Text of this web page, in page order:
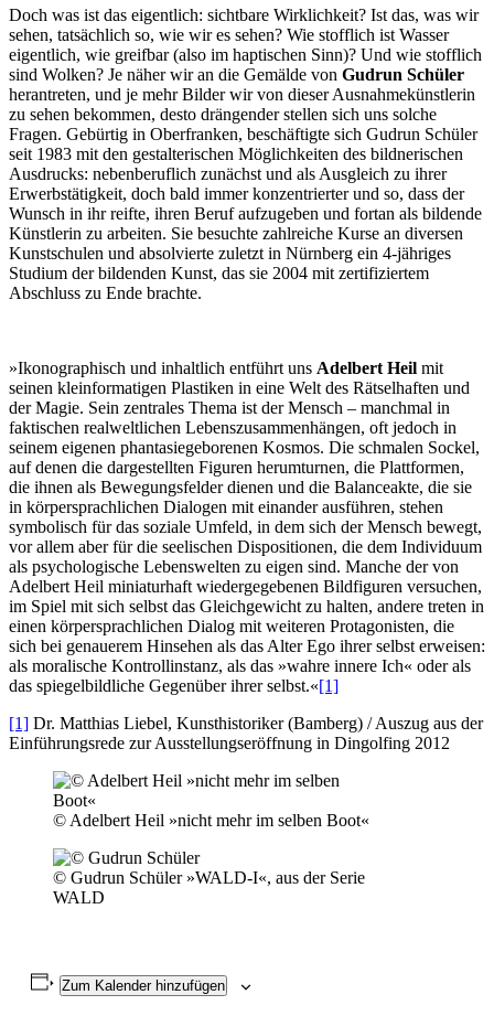
Doch was ist das eigentlich: sichtbare Wirklichkeit? Ist das, was wir
sehen, tatsächlich so, wie wir es sehen? Wie stofflich ist Wasser
eigentlich, wie greifbar (also im haptischen Sinn)? Und wie stofflich
sind Wolken? Je näher wir an die Gemälde von Gudrun Schüler
herantreten, und je mehr Bilder wir von dieser Ausnahmekünstlerin
zu sehen bekommen, desto drängender stellen sich uns solche
Fragen. Gebürtig in Oberfranken, beschäftigte sich Gudrun Schüler
seit 1983 mit den gestalterischen Möglichkeiten des bildnerischen
Ausdrucks: nebenberuflich zunächst und als Ausgleich zu ihrer
Erwerbstätigkeit, doch bald immer konzentrierter und so, dass der
Wunsch in ihr reifte, ihren Beruf aufzugeben und fortan als bildende
Künstlerin zu arbeiten. Sie besuchte zahlreiche Kurse an diversen
Kunstschulen und absolvierte zuletzt in Nürnberg ein 4-jähriges
Studium der bildenden Kunst, das sie 2004 mit zertifiziertem
Abschluss zu Ende brachte.
»Ikonographisch und inhaltlich entführt uns Adelbert Heil mit
seinen kleinformatigen Plastiken in eine Welt des Rätselhaften und
der Magie. Sein zentrales Thema ist der Mensch – manchmal in
faktischen realweltlichen Lebenszusammenhängen, oft jedoch in
seinem eigenen phantasiegeborenen Kosmos. Die schmalen Sockel,
auf denen die dargestellten Figuren herumturnen, die Plattformen,
die ihnen als Bewegungsfelder dienen und die Balanceakte, die sie
in körpersprachlichen Dialogen mit einander ausführen, stehen
symbolisch für das soziale Umfeld, in dem sich der Mensch bewegt,
vor allem aber für die seelischen Dispositionen, die dem Individuum
als psychologische Lebenswelten zu eigen sind. Manche der von
Adelbert Heil miniaturhaft wiedergegebenen Bildfiguren versuchen,
im Spiel mit sich selbst das Gleichgewicht zu halten, andere treten in
einen körpersprachlichen Dialog mit weiteren Protagonisten, die
sich bei genauerem Hinsehen als das Alter Ego ihrer selbst erweisen:
als moralische Kontrollinstanz, als das »wahre innere Ich« oder als
das spiegelbildliche Gegenüber ihrer selbst.«[1]
[1] Dr. Matthias Liebel, Kunsthistoriker (Bamberg) / Auszug aus der
Einführungsrede zur Ausstellungseröffnung in Dingolfing 2012
© Adelbert Heil »nicht mehr im selben Boot«
© Gudrun Schüler »WALD-I«, aus der Serie
WALD
Zum Kalender hinzufügen